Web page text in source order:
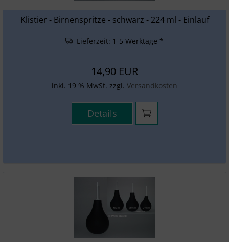
Klistier - Birnenspritze - schwarz - 224 ml - Einlauf
Lieferzeit: 1-5 Werktage *
14,90 EUR
inkl. 19 % MwSt. zzgl. Versandkosten
Details